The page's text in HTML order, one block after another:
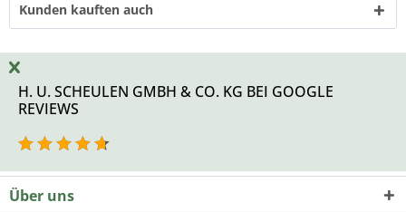
Kunden kauften auch
H. U. SCHEULEN GMBH & CO. KG BEI GOOGLE
REVIEWS
Über uns